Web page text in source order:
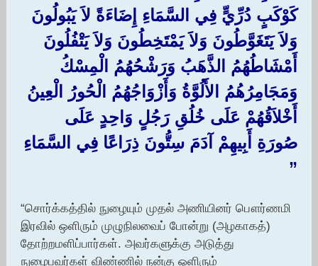
كَوْكَبٍ دُرِّيٍّ فِي السَّمَاءِ إِضَاءَةً لاَ يَبُولُونَ
وَلاَ يَتَغَوَّطُونَ وَلاَ يَمْتَخِطُونَ وَلاَ يَتْفُلُونَ
أَمْشَاطُهُمُ الذَّهَبُ وَرَشْحُهُمُ الْمِسْكُ
وَمَجَامِرُهُمُ الأَلُوَّةُ وَأَزْوَاجُهُمُ الْحُورُ الْعِينُ
أَخْلاَقُهُمْ عَلَى خُلُقِ رَجُلٍ وَاحِدٍ عَلَى
صُورَةِ أَبِيهِمْ آدَمَ سِتُّونَ ذِرَاعًا فِي السَّمَاءِ
‏”‏ ‏
“சொர்க்கத்தில் நுழையும் முதல் அணியினர் பௌர்ணமி
இரவில் ஒளிரும் முழுநிலவைப் போன்று (அழகாகத்)
தோற்றமளிப்பார்கள். அவர்களுக்கு அடுத்து
நுழைபவர்கள் விண்ணில் நன்கு ஒளிரும்